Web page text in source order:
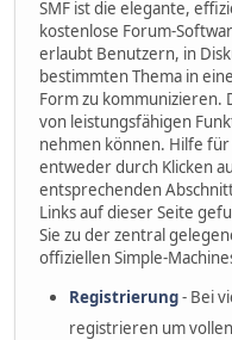
SMF ist die elegante,
kostenlose Forum-
erlaubt Benutzern, in
bestimmten Thema in
Form zu kommunizieren.
von leistungsfähigen
nehmen können. Hilfe
entweder durch Klicken
entsprechenden
Links auf dieser Seite
Sie zu der zentral
offiziellen Simple-
Registrierung- Bei
registrieren um